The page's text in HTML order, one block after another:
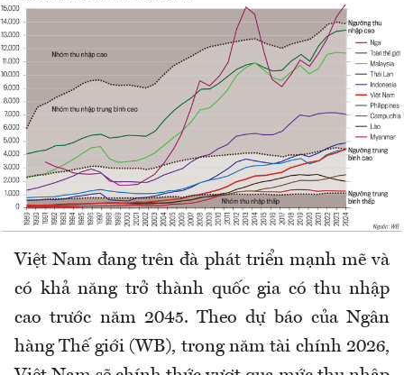
Việt Nam đang trên đà phát triển mạnh mẽ và
có khả năng trở thành quốc gia có thu nhập
cao trước năm 2045. Theo dự báo của Ngân
hàng Thế giới (WB), trong năm tài chính 2026,